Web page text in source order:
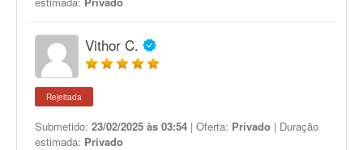
Vithor C.
Rejeitada
Submetido: 23/02/2025 às 03:54 | Oferta: Privado | Duração
estimada: Privado